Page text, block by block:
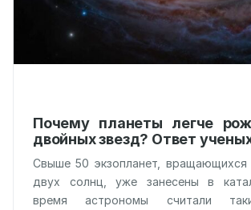
Почему планеты легче
двойных звезд? Ответ
Свыше 50 экзопланет, вращающихся
двух солнц, уже занесены в
время астрономы считали